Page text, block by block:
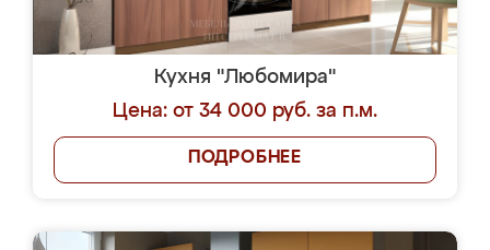
Кухня "Любомира"
Цена: от 34 000 руб. за п.м.
ПОДРОБНЕЕ